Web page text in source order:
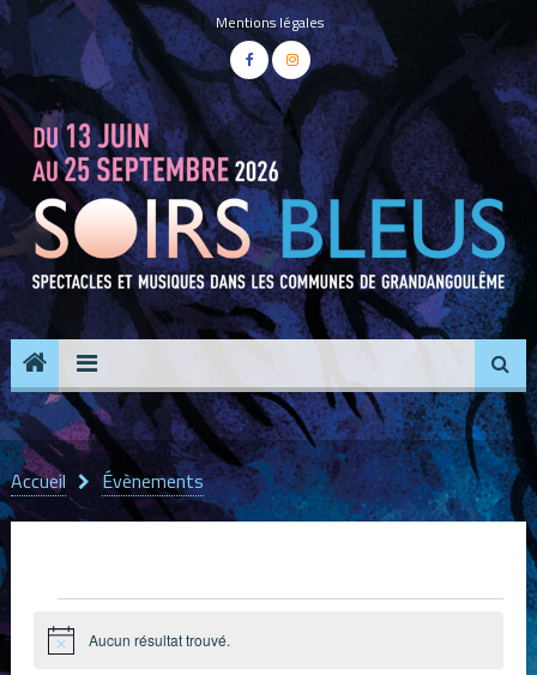
Mentions légales
Accueil Évènements
Évènements
NoticeAucun résultat trouvé.
Panneau de gestion des cookies